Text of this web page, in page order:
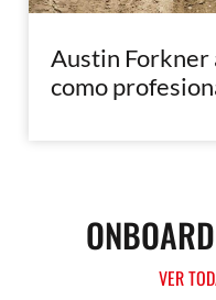
Austin Forkner
como
VER